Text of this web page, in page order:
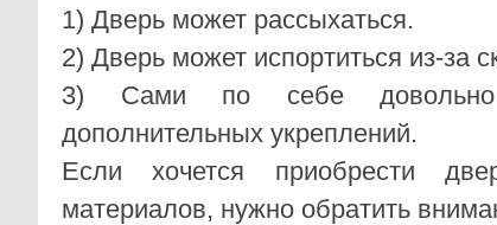
1) Дверь может рассыхаться.
2) Дверь может испортиться из-за
3) Сами по себе довольно
дополнительных укреплений.
Если хочется приобрести
материалов, нужно обратить